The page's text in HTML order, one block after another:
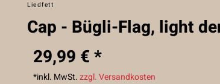
Liedfett
Cap - Bügli-Flag, light
29,99 € *
*inkl. MwSt.zzgl. Versandkosten